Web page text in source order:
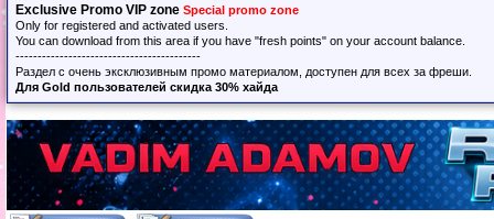
Exclusive Promo VIP zone Special promo zone
Only for registered and activated users.
You can download from this area if you have "fresh points" on your account balance.
------------------------------------------
Раздел с очень эксклюзивным промо материалом, доступен для всех за фреши.
Для Gold пользователей скидка 30% хайда